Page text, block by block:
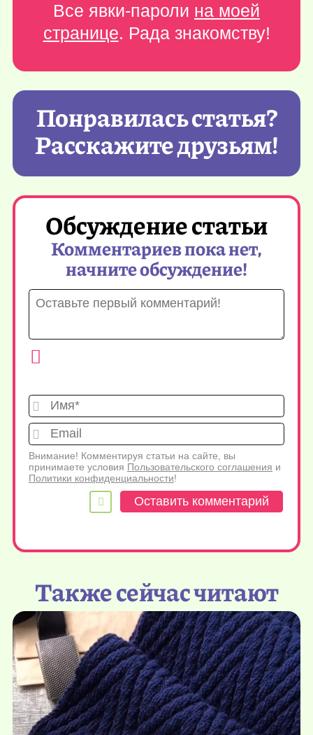
Все явки-пароли на моей
странице. Рада знакомству!
Понравилась статья?
Расскажите друзьям!
Обсуждение статьи
Комментариев пока нет,
начните обсуждение!
Имя*
Внимание! Комментируя статьи на сайте, вы
принимаете условия Пользовательского соглашения и
Политики конфиденциальности!
Также сейчас читают